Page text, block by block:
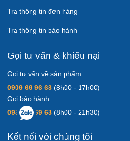
Tra thông tin đơn hàng
Tra thông tin bảo hành
Gọi tư vấn & khiếu nại
Gọi tư vấn về sản phẩm:
0909 69 96 68 (8h00 - 17h00)
Gọi bảo hành:
0931 83 69 68 (8h00 - 21h30)
Kết nối với chúng tôi